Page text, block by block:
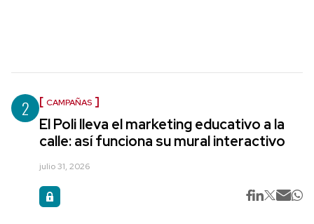
2 CAMPAÑAS
El Poli lleva el marketing educativo a la
calle: así funciona su mural interactivo
julio 31, 2026